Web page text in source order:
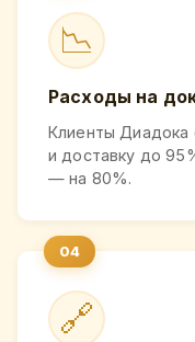
📉
Расходы на
Клиенты Диадока
и доставку до
— на 80%.
🔗